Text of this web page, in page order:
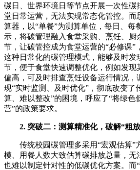
碳日、世界环境日等节点开展一次性碳
堂日常运营，无法实现常态化管控。而
算器，以“单餐”为测算单位，每日、每
示，将碳管理融入食堂采购、烹饪、厨
节，让碳管控成为食堂运营的“必修课”
这种日常化的碳管理模式，能够及时发
节，便于食堂快速调整优化，例如发现
偏高，可及时排查烹饪设备运行情况，
现“实时监测、及时优化”，彻底改变了
算、难以整改”的困境，呼应了“将绿色
营”的政策要求。
2. 突破二：测算精准化，破解“粗
传统校园碳管理多采用“宏观估算”
模、用餐人数大致估算碳排放总量，无
也难以制定针对性的低碳优化方案。而